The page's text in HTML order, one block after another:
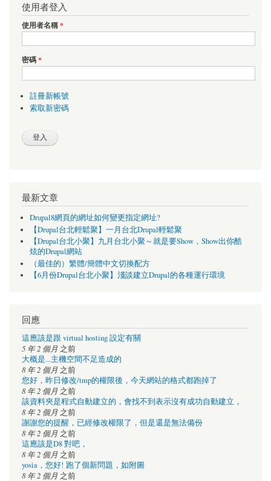
使用者登入
使用者名稱*
密碼*
註冊新帳號
索取新密碼
最新文章
Drupal8網頁的網址如何變更指定網址?
【Drupal台北輕鬆聚】一月台北Drupal輕鬆聚
【Drupal台北小聚】九月台北小聚～就是要Show，Show出你酷
炫的Drupal網站
（最佳的）繁體/簡體中文切換配方
【6月份Drupal台北小聚】淺談建立Drupal的各種運行環境
回應
這應該是跟 virtual hosting 設定有關
5 年 2 個月 之前
大概是...主機空間不足造成的
8 年 2 個月 之前
您好，昨日修改/tmp的權限後，今天網站的格式都跑掉了
8 年 2 個月 之前
該資料夾是程式自動建立的，會找不到表示沒有成功自動建立，
8 年 2 個月 之前
謝謝您的提醒，已經修改權限了，但是還是無法備份
8 年 2 個月 之前
這應該是D8 對吧，
8 年 2 個月 之前
yosia，您好! 跑了個新問題，如附圖
8 年 2 個月 之前